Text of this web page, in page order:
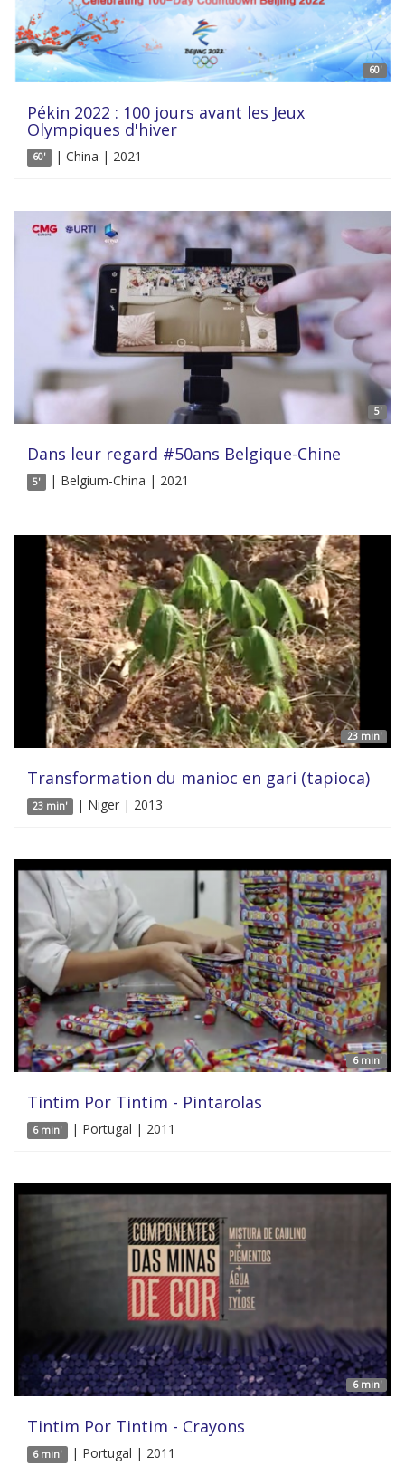
60'
Pékin 2022 : 100 jours avant les Jeux
Olympiques d'hiver
60' | China | 2021
5'
Dans leur regard #50ans Belgique-Chine
5' | Belgium-China | 2021
23 min'
Transformation du manioc en gari (tapioca)
23 min' | Niger | 2013
6 min'
Tintim Por Tintim - Pintarolas
6 min' | Portugal | 2011
6 min'
Tintim Por Tintim - Crayons
6 min' | Portugal | 2011